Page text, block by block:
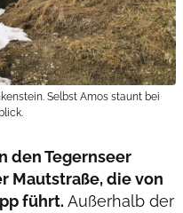
Selbst Amos staunt bei
den Tegernseer
Mautstraße, die von
führt. Außerhalb der